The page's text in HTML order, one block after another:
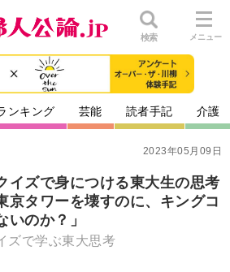
検索 メニュー
ンキング 芸能 読者手記 介護
2023年05月09日
イズで身につける東大生の思考
京タワーを壊すのに、キングコ
いのか？」
ズで学ぶ東大思考